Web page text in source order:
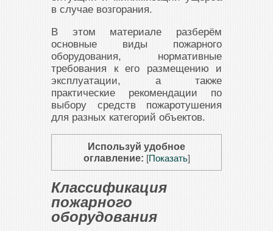
в случае возгорания.
В этом материале разберём
основные виды пожарного
оборудования, нормативные
требования к его размещению и
эксплуатации, а также
практические рекомендации по
выбору средств пожаротушения
для разных категорий объектов.
Используй удобное
оглавление: [Показать]
Классификация
пожарного
оборудования